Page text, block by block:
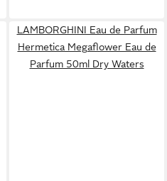
LAMBORGHINI Eau de Parfum
Hermetica Megaflower Eau de
Parfum 50ml Dry Waters